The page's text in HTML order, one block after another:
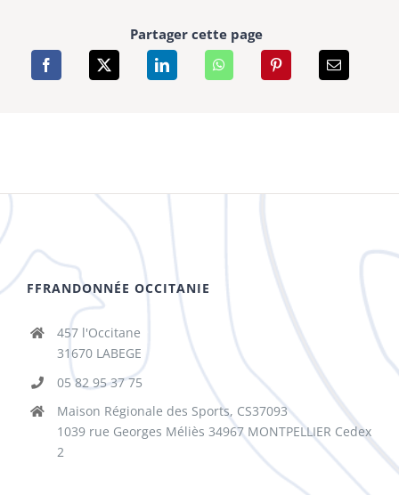
Partager cette page
FFRANDONNÉE OCCITANIE
457 l'Occitane
31670 LABEGE
05 82 95 37 75
Maison Régionale des Sports, CS37093
1039 rue Georges Méliès 34967 MONTPELLIER Cedex
2